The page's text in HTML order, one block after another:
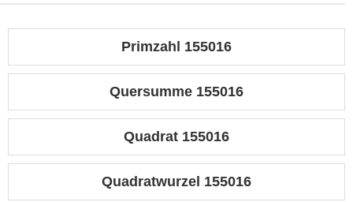
Primzahl 155016
Quersumme 155016
Quadrat 155016
Quadratwurzel 155016